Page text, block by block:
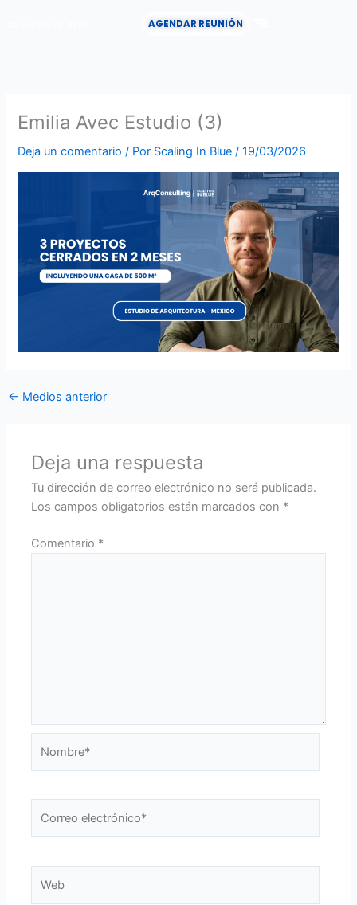
AGENDAR REUNIÓN
Emilia Avec Estudio (3)
Deja un comentario / Por Scaling In Blue/19/03/2026
← Medios anterior
Deja una respuesta
Tu dirección de correo electrónico no será publicada.
Los campos obligatorios están marcados con *
Comentario *